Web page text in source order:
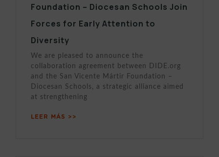
Foundation – Diocesan Schools Join
Forces for Early Attention to
Diversity
We are pleased to announce the
collaboration agreement between DIDE.org
and the San Vicente Mártir Foundation –
Diocesan Schools, a strategic alliance aimed
at strengthening
LEER MÁS >>